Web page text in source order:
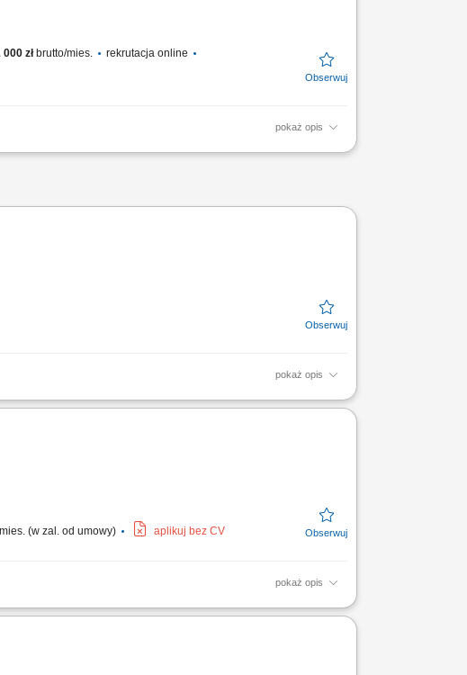
złbrutto/mies.
rekrutacja online
pokaż opis
zewnętrznych; Montaż listew narożnych, zestawów
pokaż opis
smarnych, smarowanie elementów maszyn oraz
(w zal. od umowy) aplikuj bez CV
pokaż opis
technicznych w pełnej sprawności